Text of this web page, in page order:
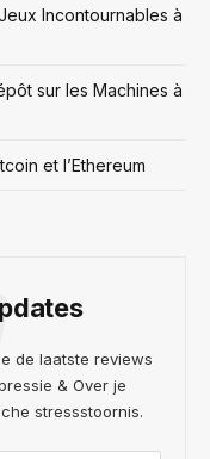
Incontournables à
sur les Machines à
et l’Ethereum
de laatste reviews
& Over je
stressstoornis.